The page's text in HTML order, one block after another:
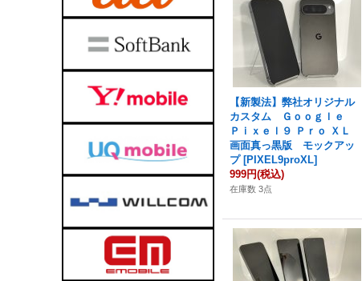
【新製法】弊社オリジナル
カスタム Ｇｏｏｇｌｅ
Ｐｉｘｅｌ９ Ｐｒｏ ＸＬ
画面真っ黒版 モックアッ
プ [PIXEL9proXL]
999円(税込)
在庫数 3点